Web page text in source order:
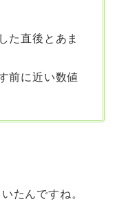
た直後とあま
前に近い数値
たんですね。